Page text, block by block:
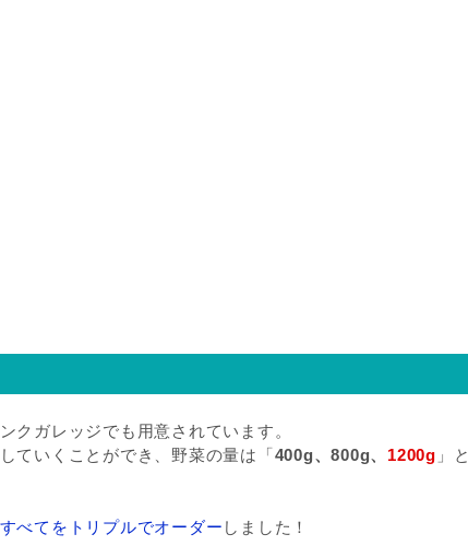
クガレッジでも用意されています。
ていくことができ、野菜の量は「400g、800g、 1200g 」と
すべてをトリプルでオーダー しました！